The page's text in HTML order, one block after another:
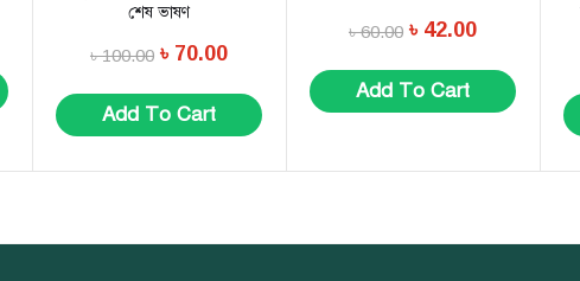
শেষ ভাষণ
৳100.00 ৳ 70.00
Add To Cart
৳60.00 ৳ 42.00
Add To Cart